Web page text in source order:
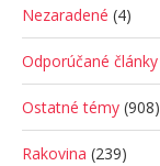
Nezaradené (4)
Odporúčané články
Ostatné témy (908)
Rakovina (239)